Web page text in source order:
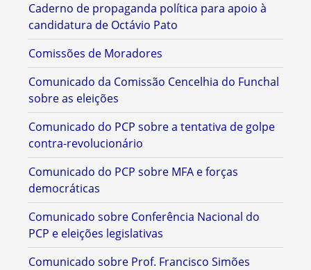
Caderno de propaganda política para apoio à
candidatura de Octávio Pato
Comissões de Moradores
Comunicado da Comissão Cencelhia do Funchal
sobre as eleições
Comunicado do PCP sobre a tentativa de golpe
contra-revolucionário
Comunicado do PCP sobre MFA e forças
democráticas
Comunicado sobre Conferência Nacional do
PCP e eleições legislativas
Comunicado sobre Prof. Francisco Simões